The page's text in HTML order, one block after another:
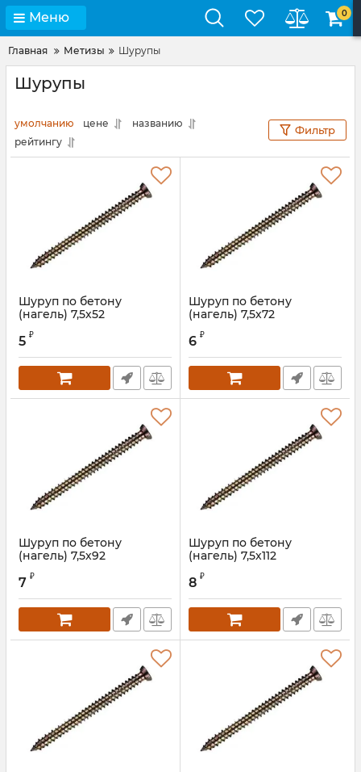
Меню 0
Главная Метизы Шурупы
Шурупы
умолчанию цене
названию
рейтингу
Фильтр
Шуруп по бетону
(нагель) 7,5х52
Артикул:
5 ₽
Шуруп по бетону
(нагель) 7,5х72
Артикул:
6 ₽
Шуруп по бетону
(нагель) 7,5х92
Артикул:
7 ₽
Шуруп по бетону
(нагель) 7,5х112
Артикул:
8 ₽